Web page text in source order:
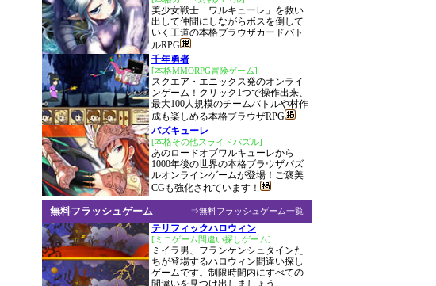
美少女戦士「ワルキューレ」を救い
出して仲間にしながらボスを倒して
いく王道の本格ブラウザカードバト
ルRPG
千年勇者
[本格MMORPG冒険ゲーム]
スクエア・エニックス発のオンライ
ンゲーム！クリック1つで操作出来、
最大100人規模のチームバトルや村作
成も楽しめる本格ブラウザRPG
パズキューレ
[本格その他スライドパズル]
あのロードオブワルキューレから
1000年後の世界の本格ブラウザパズ
ルオンラインゲームが登場！ご褒美
CGも強化されています！
⇒無料フラッシュゲーム一覧
無料フラッシュゲーム
テリフィックハロウィン
[ミニゲーム間違い探しゲーム]
ミイラ男、フランケンシュタインた
ちが登場するハロウィン間違い探し
ゲームです。制限時間内にすべての
間違いを見つけ出しましょう。